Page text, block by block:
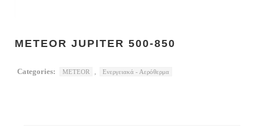
METEOR JUPITER 500-850
Categories: METEOR , Ενεργειακά - Αερόθερμα